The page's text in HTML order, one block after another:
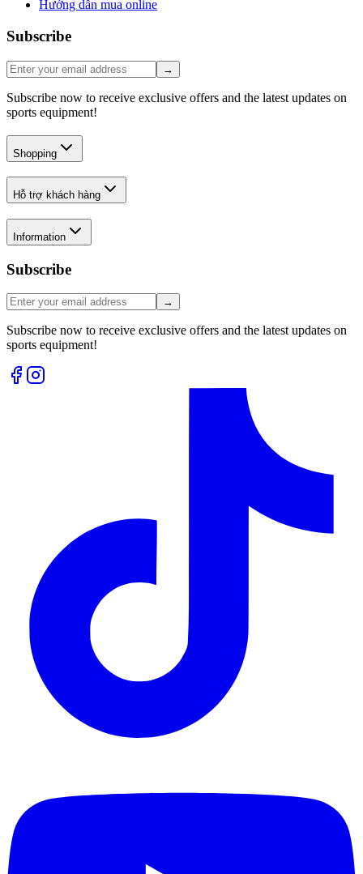
Hướng dẫn mua online
Subscribe
→
Subscribe now to receive exclusive offers and the latest updates on
sports equipment!
Shopping
Hỗ trợ khách hàng
Information
Subscribe
→
Subscribe now to receive exclusive offers and the latest updates on
sports equipment!